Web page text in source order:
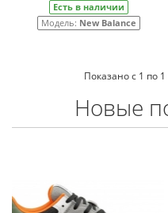
Есть в наличии
Модель: New Balance
Показано с 1 по
Новые